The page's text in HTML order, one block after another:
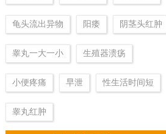
任响 医师
中国优生协会生殖健康专业
委员会会员
预约医师
龟头流出异物 阳痿 阴茎头红肿
睾丸一大一小 生殖器溃疡
小便疼痛 早泄 性生活时间短
睾丸红肿